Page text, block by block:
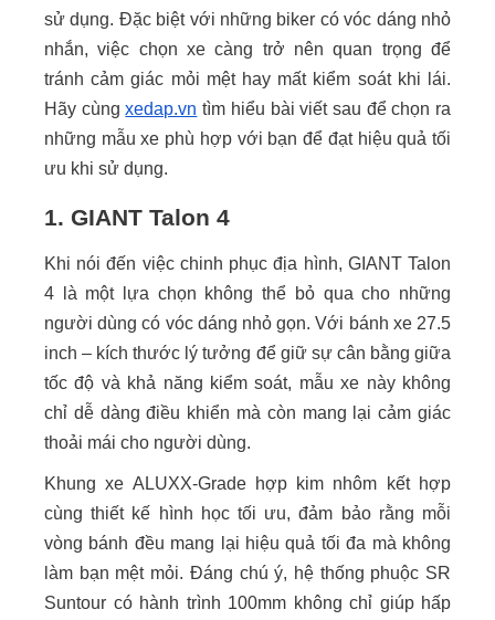
sử dụng. Đặc biệt với những biker có vóc dáng nhỏ
nhắn, việc chọn xe càng trở nên quan trọng để
tránh cảm giác mỏi mệt hay mất kiểm soát khi lái.
Hãy cùngxedap.vn tìm hiểu bài viết sau để chọn ra
những mẫu xe phù hợp với bạn để đạt hiệu quả tối
ưu khi sử dụng.
1. GIANT Talon 4
Khi nói đến việc chinh phục địa hình, GIANT Talon
4 là một lựa chọn không thể bỏ qua cho những
người dùng có vóc dáng nhỏ gọn. Với bánh xe 27.5
inch – kích thước lý tưởng để giữ sự cân bằng giữa
tốc độ và khả năng kiểm soát, mẫu xe này không
chỉ dễ dàng điều khiển mà còn mang lại cảm giác
thoải mái cho người dùng.
Khung xe ALUXX-Grade hợp kim nhôm kết hợp
cùng thiết kế hình học tối ưu, đảm bảo rằng mỗi
vòng bánh đều mang lại hiệu quả tối đa mà không
làm bạn mệt mỏi. Đáng chú ý, hệ thống phuộc SR
Suntour có hành trình 100mm không chỉ giúp hấp